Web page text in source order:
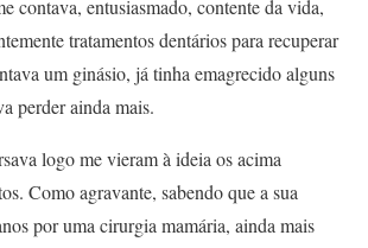
contava, entusiasmado, contente da vida,
tratamentos dentários para recuperar
um ginásio, já tinha emagrecido alguns
perder ainda mais.
logo me vieram à ideia os acima
Como agravante, sabendo que a sua
por uma cirurgia mamária, ainda mais